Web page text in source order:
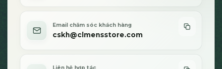
Email chăm sóc khách hàng
cskh@clmensstore.com